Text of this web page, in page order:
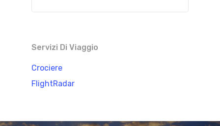
Servizi Di Viaggio
Crociere
FlightRadar